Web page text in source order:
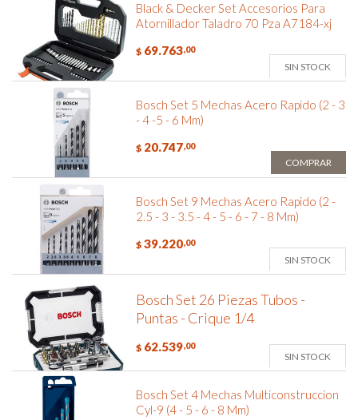
Black & Decker Set Accesorios Para
Atornillador Taladro 70 Pza A7184-xj
$ 69.763,00
SIN STOCK
Bosch Set 5 Mechas Acero Rapido (2 - 3
- 4 -5 - 6 Mm)
$ 20.747,00
COMPRAR
Bosch Set 9 Mechas Acero Rapido (2 -
2.5 - 3 - 3.5 - 4 - 5 - 6 - 7 - 8 Mm)
$ 39.220,00
SIN STOCK
Bosch Set 26 Piezas Tubos -
Puntas - Crique 1/4
$ 62.539,00
SIN STOCK
Bosch Set 4 Mechas Multiconstruccion
Cyl-9 (4 - 5 - 6 - 8 Mm)